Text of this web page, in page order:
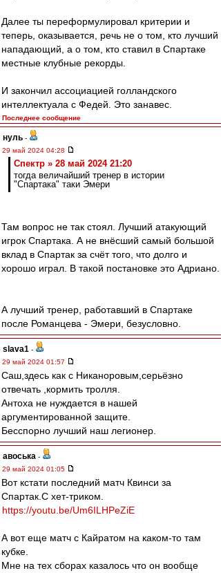
Далее ты переформулировал критерии и
теперь, оказывается, речь не о том, кто лучший
нападающий, а о том, кто ставил в Спартаке
местные клубные рекорды.
И закончил ассоциацией голландского
интеллектуала с Федей. Это занавес.
Последнее сообщение
нуль -
29 май 2024 04:28
Спектр » 28 май 2024 21:20
тогда величайший тренер в истории
"Спартака" таки Эмери
Там вопрос не так стоял. Лучший атакующий
игрок Спартака. А не внёсший самый большой
вклад в Спартак за счёт того, что долго и
хорошо играл. В такой постановке это Адриано.
А лучший тренер, работавший в Спартаке
после Романцева - Эмери, безусловно.
slava1 -
29 май 2024 01:57
Саш,здесь как с Никаноровым,серьёзно
отвечать ,кормить тролля.
Антоха не нуждается в нашей
аргументированной защите.
Бесспорно лучший наш легионер.
авоська -
29 май 2024 01:05
Вот кстати последний матч Квинси за
Спартак.С хет-триком.
https://youtu.be/Um6ILHPeZiE
А вот еще матч с Кайратом на каком-то там
кубке.
Мне на тех сборах казалось что он вообще